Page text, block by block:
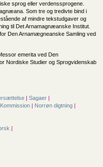
sprog eller verdenssprogene.
Som tre og tredivte bind i
af mindre tekst­udgaver og
til Det Arnamagnæanske Institut.
Den Arnamægneanske Samling ved
emerita ved Den
Nordiske Studier og Sprogvidenskab
| Sagaer |
| Norrøn digtning |
|